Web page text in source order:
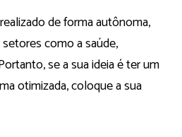
de forma autônoma,
como a saúde,
se a sua ideia é ter um
otimizada, coloque a sua